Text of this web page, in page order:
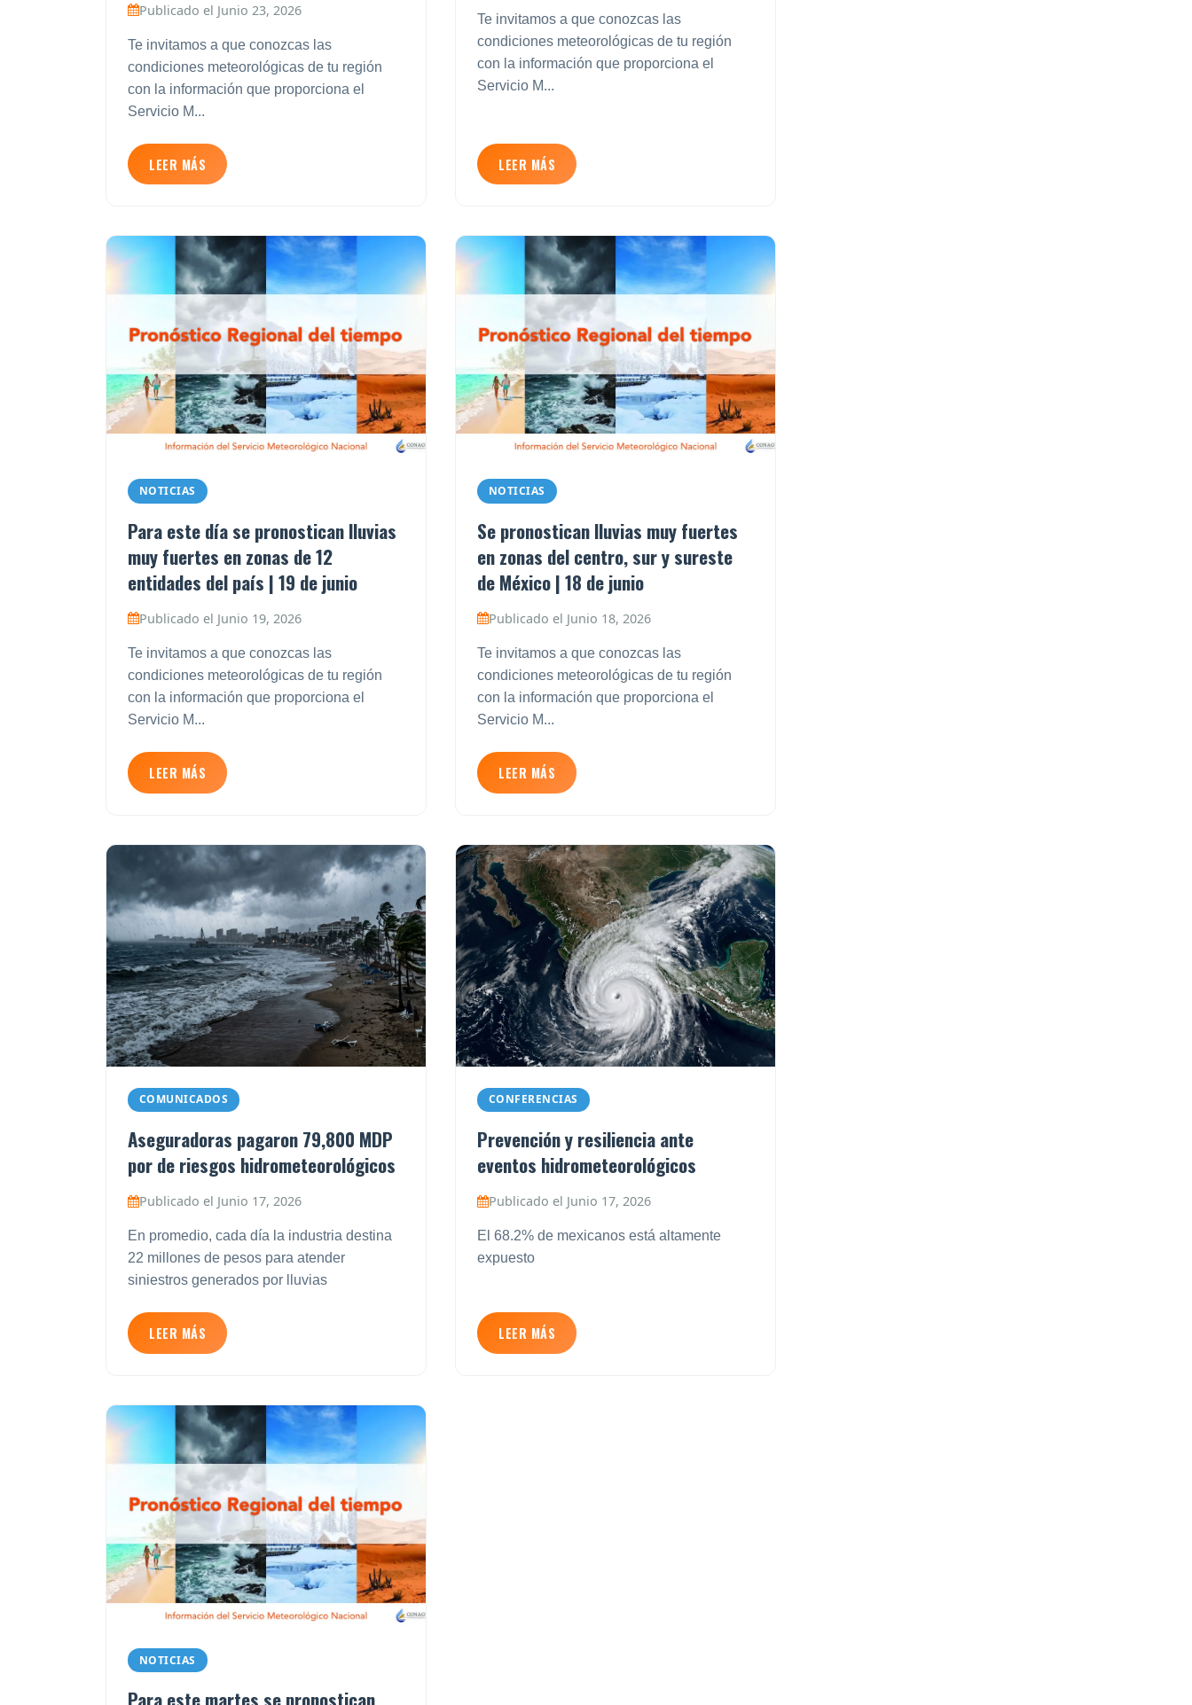
Publicado el Junio 23, 2026
Te invitamos a que conozcas las
condiciones meteorológicas de tu región
con la información que proporciona el
Servicio M...
LEER MÁS
Te invitamos a que conozcas las
condiciones meteorológicas de tu región
con la información que proporciona el
Servicio M...
LEER MÁS
NOTICIAS
Para este día se pronostican lluvias
muy fuertes en zonas de 12
entidades del país | 19 de junio
Publicado el Junio 19, 2026
Te invitamos a que conozcas las
condiciones meteorológicas de tu región
con la información que proporciona el
Servicio M...
LEER MÁS
NOTICIAS
Se pronostican lluvias muy fuertes
en zonas del centro, sur y sureste
de México | 18 de junio
Publicado el Junio 18, 2026
Te invitamos a que conozcas las
condiciones meteorológicas de tu región
con la información que proporciona el
Servicio M...
LEER MÁS
COMUNICADOS
Aseguradoras pagaron 79,800 MDP
por de riesgos hidrometeorológicos
Publicado el Junio 17, 2026
En promedio, cada día la industria destina
22 millones de pesos para atender
siniestros generados por lluvias
LEER MÁS
CONFERENCIAS
Prevención y resiliencia ante
eventos hidrometeorológicos
Publicado el Junio 17, 2026
El 68.2% de mexicanos está altamente
expuesto
LEER MÁS
NOTICIAS